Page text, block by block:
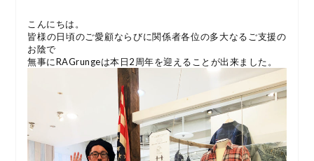
こんにちは。
皆様の日頃のご愛顧ならびに関係者各位の多大なるご支援の
お陰で
無事にRAGrungeは本日2周年を迎えることが出来ました。